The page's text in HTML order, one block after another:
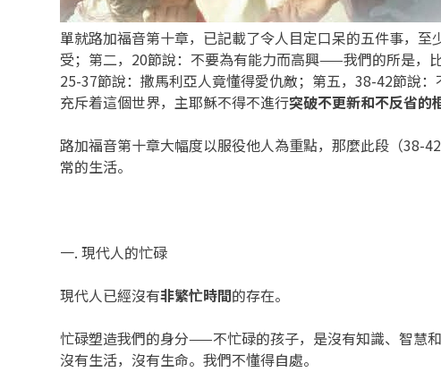
單就路加福音第十章，已記載了令人目定口呆的五件事，
受；第二，20節說：不要為有能力而高興——我們的所是，
25-37節說：撒馬利亞人竟懂得愛仇敵；第五，38-42節說
充斥着這個世界，主耶穌不得不進行突破不更新和不反省的
路加福音第十章大幅度以服役他人為重點，那麼此段（38-
常的生活。
一. 現代人的忙碌
現代人已經沒有非繁忙時間的存在。
忙碌塑造我們的身分——不忙碌的孩子，是沒有知識、智慧
沒有生活，沒有生命。我們不懂得自處。